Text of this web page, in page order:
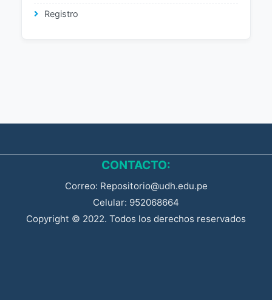
Registro
CONTACTO:
Correo: Repositorio@udh.edu.pe
Celular: 952068664
Copyright © 2022. Todos los derechos reservados